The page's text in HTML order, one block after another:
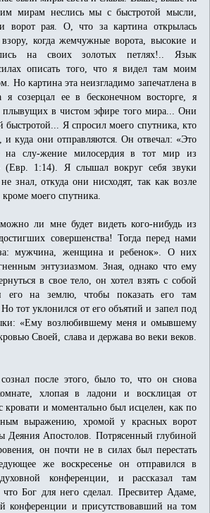
мирам неслись мы с быстротой мысли,
ворот рая. О, что за картина открылась
когда жемчужные ворота, высокие и
на своих золотых петлях!.. Язык
описать того, что я видел там моим
Но картина эта неизгладимо запечатлена в
я созерцал ее в бесконечном восторге, я
плывущих в чистом эфире того мира... Они
быстротой... Я спросил моего спутника, кто
и куда они отправляются. Он отвечал: «Это
на слу-жение милосердия в тот мир из
(Евр. 1:14). Я слышал вокруг себя звуки
знал, откуда они нисходят, так как возле
моего спутника.
ли мне будет видеть кого-нибудь из
совершенства! Тогда перед нами
мужчина, женщина и ребенок». О них
энтузиазмом. Зная, однако что ему
в свое тело, он хотел взять с собой
его на землю, чтобы показать его там
тот уклонился от его объятий и запел под
«Ему возлюбившему меня и омывшему
Своей, слава и держава во веки веков.
после этого, было то, что он снова
хлопая в ладони и восклицая от
кровати и моментально был исцелен, как по
выражению, хромой у красных ворот
Деяния Апостолов. Потрясенный глубиной
он почти не в силах был перестать
же воскресенье он отправился в
конференции, и рассказал там
Бог для него сделал. Пресвитер Адаме,
конференции и присутствовавший на том